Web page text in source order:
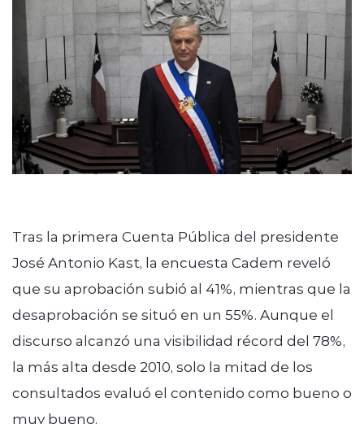
modo claro
Tras la primera Cuenta Pública del presidente
José Antonio Kast, la encuesta Cadem reveló
que su aprobación subió al 41%, mientras que la
desaprobación se situó en un 55%. Aunque el
discurso alcanzó una visibilidad récord del 78%,
la más alta desde 2010, solo la mitad de los
consultados evaluó el contenido como bueno o
muy bueno.